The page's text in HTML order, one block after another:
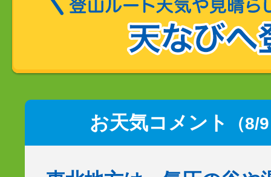
お天気コメント （8/